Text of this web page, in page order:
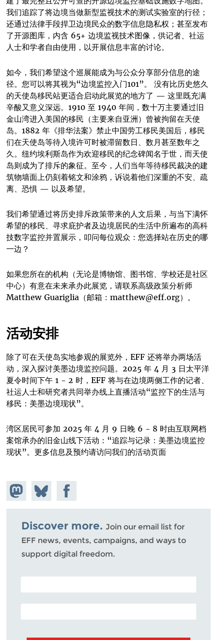
我们追踪了将边境当做新型监视技术的测试实验室的行径；
还通过法律手段捍卫边境民众的数字信息隐私权；甚至发布
了开源图库，内含 65+ 边境监视技术图像，供记者、社运
人士和学者自由使用，以开展信息丰富的讨论。
如今，我们希望这个巡展能成为与公众分享部分信息的途
径。您可以将其视为“边境监控入门101”。 没有比历史悠久
的天使岛移民站更适合启动此展览的地方了 — 这里既充满
辛酸又意义深远。1910 至 1940 年间，数十万主要通过旧
金山湾进入美国的移民（主要来自亚洲）曾被拘留在天使
岛。1882 年《排华法案》禁止中国劳工移民美国后，移民
们在天使岛等待入境许可时被滞留数日、数月甚至数年之
久。纽约埃利斯岛作为欢迎移民的纪念碑闻名于世，而天使
岛则成为了排斥的象征。至今，人们当年等待移民裁决的建
筑物墙面上仍刻着铭文和涂鸦，诉说着他们深重的不安、疏
离、恐惧 — 以及希望。
我们希望通过将历史排斥政策带来的人文后果，与当下满怀
希望的移民、寻求庇护者及边境居民的生活中所遍布的高科
技数字监控并置展示，叩问每位观众：您选择站在历史的哪
一边？
如果您所在的机构（无论是博物馆、图书馆、学校还是社区
中心）有意在未来承办此展览，请联系高级政策分析师
Matthew Guariglia（邮箱：matthew@eff.org）。
活动安排
除了可在天使岛实地参观的展览外，EFF 还将举办两场活
动，深入探讨美墨边境监控问题。2025 年 4 月 3 日太平洋
夏令时间下午 1 - 2 时，EFF 将与在边境两侧工作的记者、
社运人士和研究者共同举办线上直播活动“监控下的生活与
移民：美墨边境现状”。
湾区居民可参加 2025 年 4 月 9 日晚 6 - 8 时由互联网档
案馆承办的旧金山线下活动：“追踪与记录：美墨边境监控
现状”。更多信息及预约请访问我们的活动页面
Share on
Mastodon
Share
on
Bluesky
Share on
Facebook
Discover more. Join our email list for
EFF news, events, campaigns, and ways to
support digital freedom.
POSTAL CODE (OPTIONAL)
EMAIL ADDRESS